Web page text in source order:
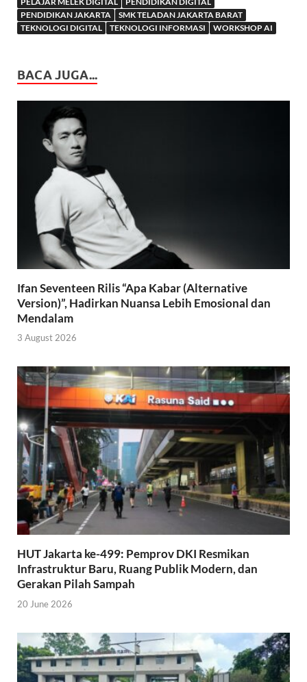
PENDIDIKAN JAKARTA
SMK TELADAN JAKARTA BARAT
TEKNOLOGI DIGITAL
TEKNOLOGI INFORMASI WORKSHOP AI
BACA JUGA...
Ifan Seventeen Rilis “Apa Kabar (Alternative
Version)”, Hadirkan Nuansa Lebih Emosional dan
Mendalam
3 August 2026
HUT Jakarta ke-499: Pemprov DKI Resmikan
Infrastruktur Baru, Ruang Publik Modern, dan
Gerakan Pilah Sampah
20 June 2026